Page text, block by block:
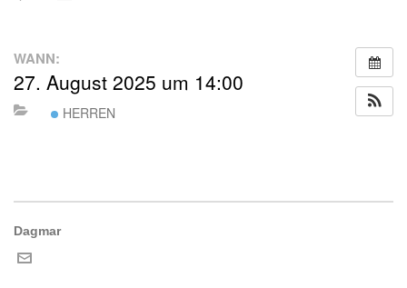
WANN:
27. August 2025 um 14:00
HERREN
Dagmar